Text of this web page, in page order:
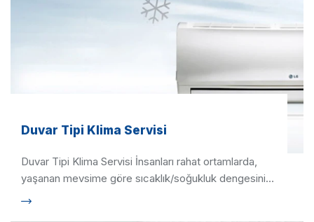
Duvar Tipi Klima Servisi
Duvar Tipi Klima Servisi İnsanları rahat ortamlarda,
yaşanan mevsime göre sıcaklık/soğukluk dengesinin